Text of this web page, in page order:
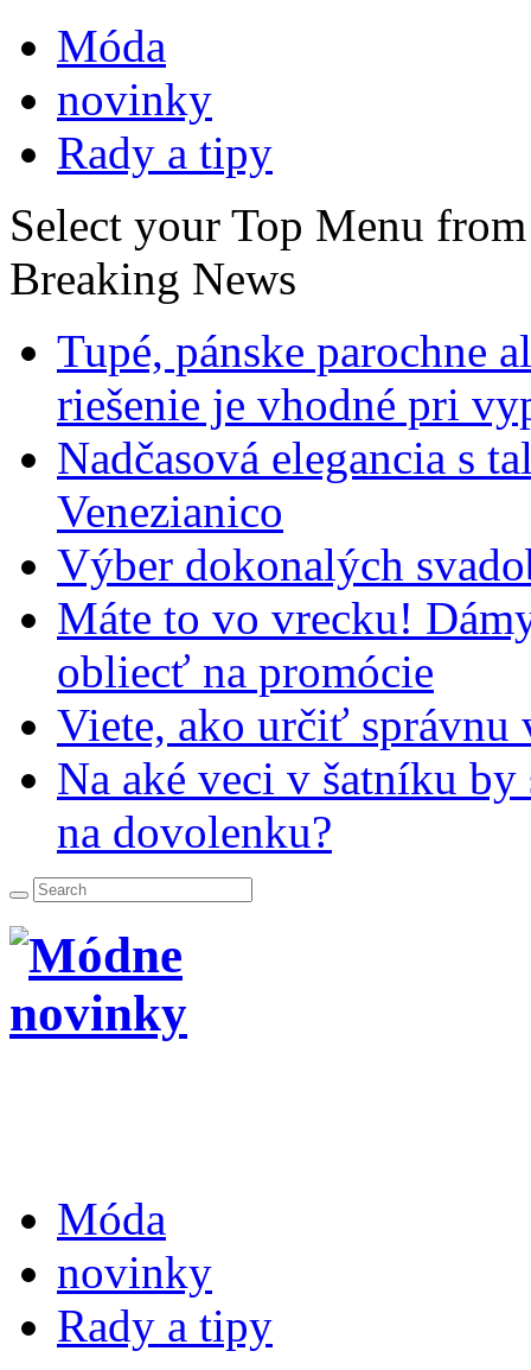
Móda
novinky
Rady a tipy
Select your Top Menu
Breaking News
Tupé, pánske parochne
riešenie je vhodné pri
Nadčasová elegancia s
Venezianico
Výber dokonalých
Máte to vo vrecku!
obliecť na promócie
Viete, ako určiť správnu
Na aké veci v šatníku
na dovolenku?
Móda
novinky
Rady a tipy